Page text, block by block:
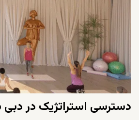
دسترسی استراتژیک در